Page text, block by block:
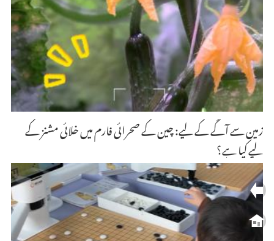
زمین سے آگے کے لیے: چین کے صحرائی فارم میں خلائی مشنز کے
لیے کیا ہے؟